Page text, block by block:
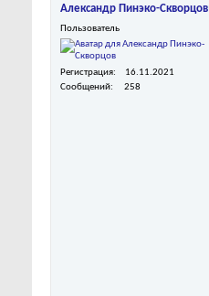
Александр Пинэко-Скворцов
Пользователь
Регистрация
16.11.2021
Сообщений
258